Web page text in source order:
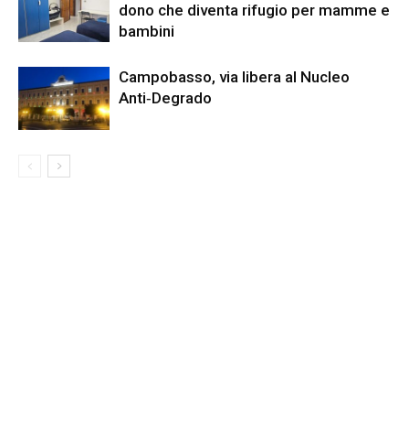
dono che diventa rifugio per mamme e
bambini
Campobasso, via libera al Nucleo
Anti‑Degrado